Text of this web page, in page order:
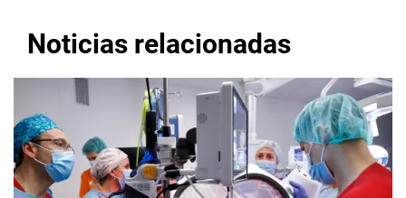
Noticias relacionadas